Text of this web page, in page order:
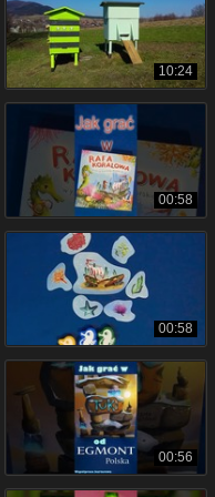
10:24
00:58
00:58
00:56